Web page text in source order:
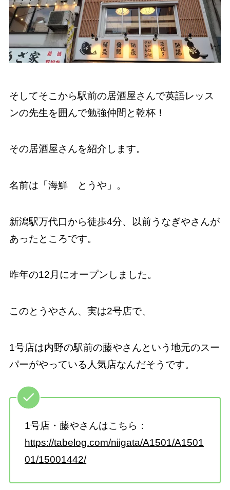
そしてそこから駅前の居酒屋さんで英語レッス
ンの先生を囲んで勉強仲間と乾杯！
その居酒屋さんを紹介します。
名前は「海鮮 とうや」。
新潟駅万代口から徒歩4分、以前うなぎやさんが
あったところです。
昨年の12月にオープンしました。
このとうやさん、実は2号店で、
1号店は内野の駅前の藤やさんという地元のスー
パーがやっている人気店なんだそうです。
1号店・藤やさんはこちら：
https://tabelog.com/niigata/A1501/A1501
01/15001442/